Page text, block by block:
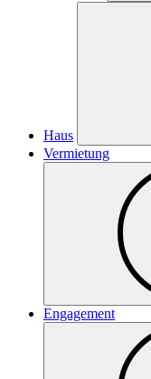
Haus
Vermietung
Engagement